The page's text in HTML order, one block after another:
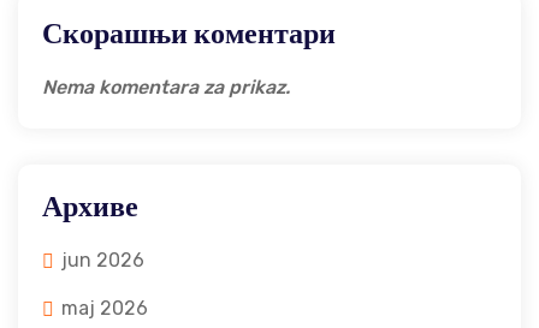
Скорашњи коментари
Nema komentara za prikaz.
Архиве
jun 2026
maj 2026